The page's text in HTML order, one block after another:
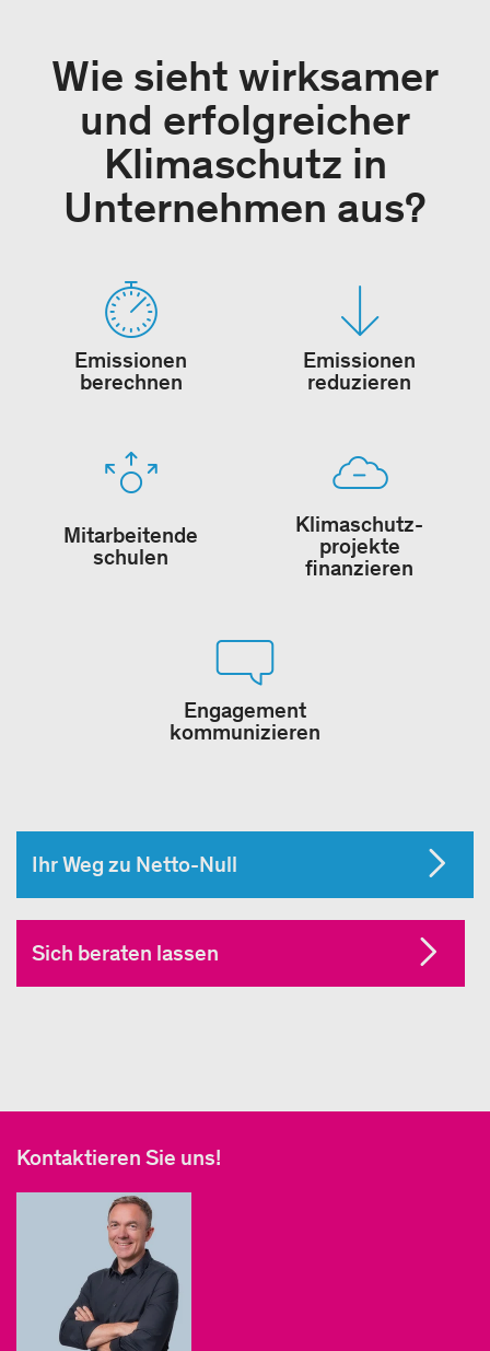
Wie sieht wirksamer
und erfolgreicher
Klimaschutz in
Unternehmen aus?
Emissionen
berechnen
Emissionen
reduzieren
Mitarbeitende
schulen
Klimaschutz-
projekte
finanzieren
Engagement
kommunizieren
Ihr Weg zu Netto-Null
Sich beraten lassen
Kontaktieren Sie uns!